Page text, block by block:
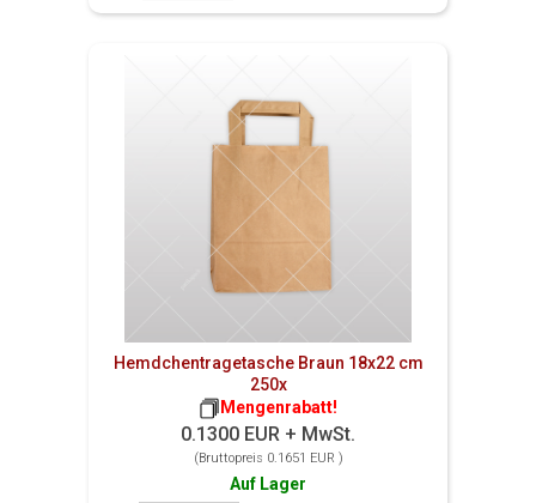
Hemdchentragetasche Braun 18x22 cm
250x
Mengenrabatt!
0.1300 EUR + MwSt.
(Bruttopreis 0.1651 EUR )
Auf Lager